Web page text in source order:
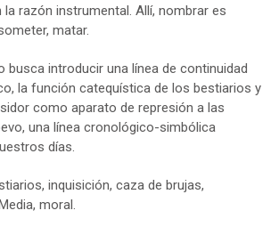
razón instrumental. Allí, nombrar es
matar.
busca introducir una línea de continuidad
la función catequística de los bestiarios y
como aparato de represión a las
una línea cronológico-simbólica
días.
inquisición, caza de brujas,
moral.